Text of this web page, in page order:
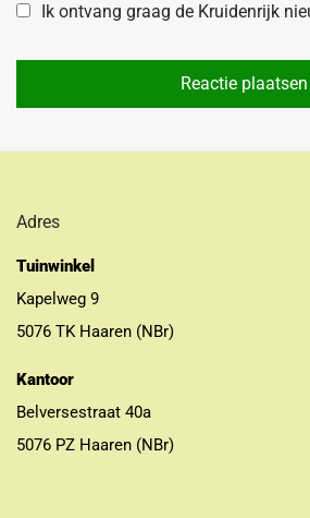
Ik ontvang graag de Kruidenrijk
Adres
Tuinwinkel
Kapelweg 9
5076 TK Haaren (NBr)
Kantoor
Belversestraat 40a
5076 PZ Haaren (NBr)